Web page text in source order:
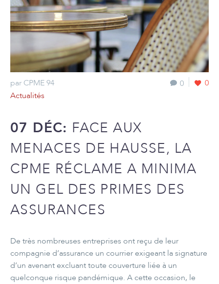
0 0
par CPME 94
Actualités
07 DÉC: FACE AUX
MENACES DE HAUSSE, LA
CPME RÉCLAME A MINIMA
UN GEL DES PRIMES DES
ASSURANCES
De très nombreuses entreprises ont reçu de leur
compagnie d’assurance un courrier exigeant la signature
d’un avenant excluant toute couverture liée à un
quelconque risque pandémique. A cette occasion, le